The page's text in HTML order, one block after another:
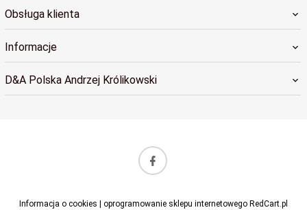
Obsługa klienta
Informacje
D&A Polska Andrzej Królikowski
Informacja o cookies | oprogramowanie sklepu internetowego RedCart.pl